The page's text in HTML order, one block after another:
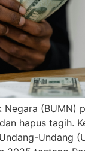
Negara (BUMN)
hapus tagih.
Undang